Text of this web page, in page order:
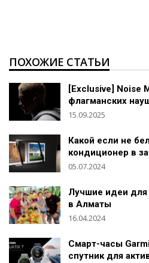
ПОХОЖИЕ СТАТЬИ
[Exclusive] Noise
флагманских
15.09.2025
Какой если не
кондиционер в
05.07.2024
Лучшие идеи для
в Алматы
16.04.2024
Смарт-часы
спутник для